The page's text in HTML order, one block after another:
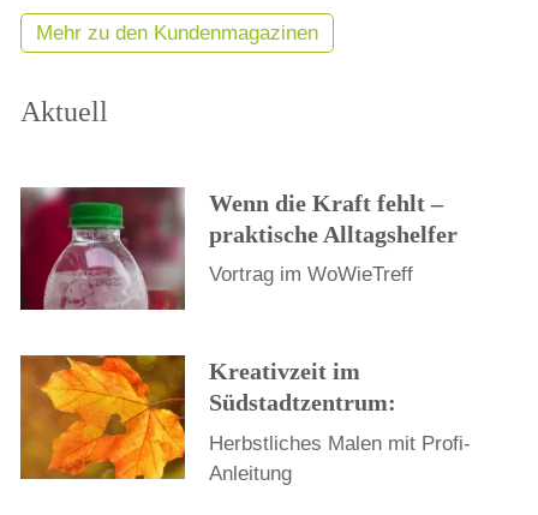
Mehr zu den Kundenmagazinen
Aktuell
Wenn die Kraft fehlt –
praktische Alltagshelfer
Vortrag im WoWieTreff
Kreativzeit im
Südstadtzentrum:
Herbstliches Malen mit Profi-
Anleitung